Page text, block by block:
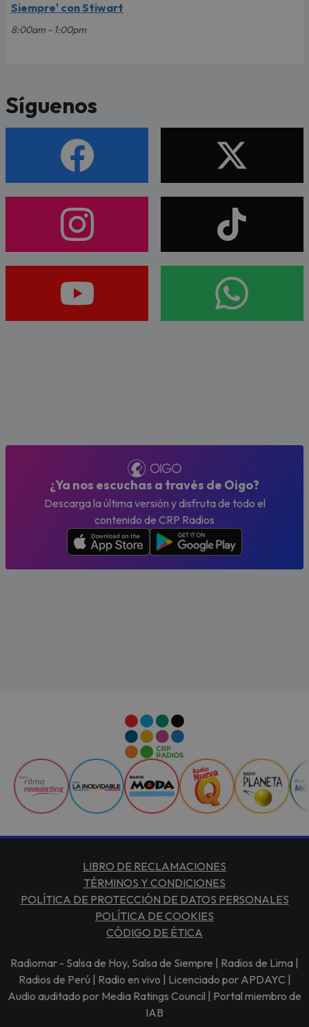
Siempre' con Stiwart
8:00am - 1:00pm
Síguenos
¿Ya nos escuchas a través de Oigo?
Descarga la última versión y disfruta de todo el
contenido de CRP Radios
LIBRO DE RECLAMACIONES
TÉRMINOS Y CONDICIONES
POLÍTICA DE PROTECCIÓN DE DATOS PERSONALES
POLÍTICA DE COOKIES
CÓDIGO DE ÉTICA
Radiomar - Salsa de Hoy, Salsa de Siempre | Radios de Lima |
Radios de Perú | Radio en vivo | Licenciado por APDAYC |
Audio auditado por Media Ratings Council | Portal miembro de
IAB